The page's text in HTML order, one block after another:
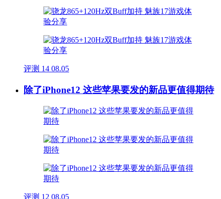
评测 14 08.05
除了iPhone12 这些苹果要发的新品更值得期待
评测 12 08.05